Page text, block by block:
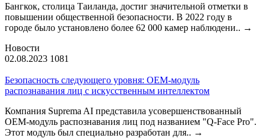
Бангкок, столица Таиланда, достиг значительной отметки в
повышении общественной безопасности. В 2022 году в
городе было установлено более 62 000 камер наблюдени.. →
Новости
02.08.2023 1081
Безопасность следующего уровня: OEM-модуль
распознавания лиц с искусственным интеллектом
Компания Suprema AI представила усовершенствованный
OEM-модуль распознавания лиц под названием "Q-Face Pro".
Этот модуль был специально разработан для.. →